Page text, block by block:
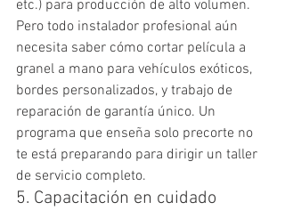
etc.) para producción de alto volumen.
Pero todo instalador profesional aún
necesita saber cómo cortar película a
granel a mano para vehículos exóticos,
bordes personalizados, y trabajo de
reparación de garantía único. Un
programa que enseña solo precorte no
te está preparando para dirigir un taller
de servicio completo.
5. Capacitación en cuidado